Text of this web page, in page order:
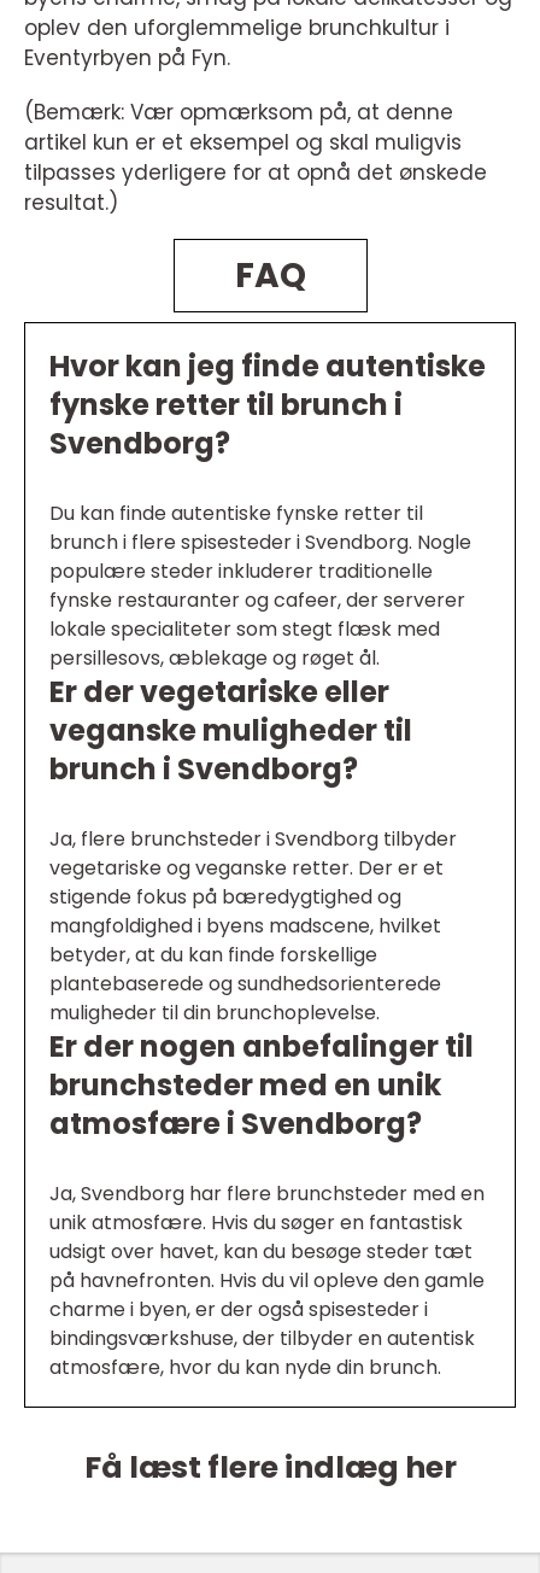
oplev den uforglemmelige brunchkultur i
Eventyrbyen på Fyn.
(Bemærk: Vær opmærksom på, at denne
artikel kun er et eksempel og skal muligvis
tilpasses yderligere for at opnå det ønskede
resultat.)
FAQ
Hvor kan jeg finde autentiske
fynske retter til brunch i
Svendborg?
Du kan finde autentiske fynske retter til
brunch i flere spisesteder i Svendborg. Nogle
populære steder inkluderer traditionelle
fynske restauranter og cafeer, der serverer
lokale specialiteter som stegt flæsk med
persillesovs, æblekage og røget ål.
Er der vegetariske eller
veganske muligheder til
brunch i Svendborg?
Ja, flere brunchsteder i Svendborg tilbyder
vegetariske og veganske retter. Der er et
stigende fokus på bæredygtighed og
mangfoldighed i byens madscene, hvilket
betyder, at du kan finde forskellige
plantebaserede og sundhedsorienterede
muligheder til din brunchoplevelse.
Er der nogen anbefalinger til
brunchsteder med en unik
atmosfære i Svendborg?
Ja, Svendborg har flere brunchsteder med en
unik atmosfære. Hvis du søger en fantastisk
udsigt over havet, kan du besøge steder tæt
på havnefronten. Hvis du vil opleve den gamle
charme i byen, er der også spisesteder i
bindingsværkshuse, der tilbyder en autentisk
atmosfære, hvor du kan nyde din brunch.
Få læst flere indlæg her